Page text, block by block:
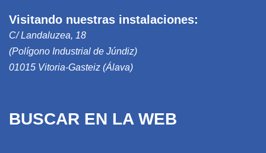
Visitando nuestras instalaciones:
C/ Landaluzea, 18
(Polígono Industrial de Júndiz)
01015 Vitoria-Gasteiz (Álava)
BUSCAR EN LA WEB